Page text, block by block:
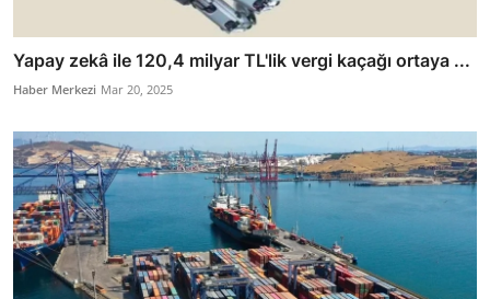
Yapay zekâ ile 120,4 milyar TL'lik vergi kaçağı ortaya ...
Haber Merkezi Mar 20, 2025